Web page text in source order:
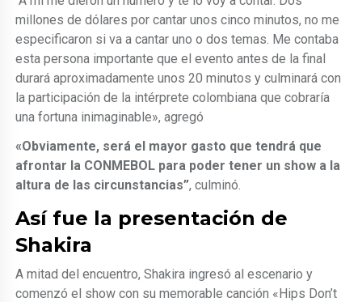
millones de dólares por cantar unos cinco minutos, no me
especificaron si va a cantar uno o dos temas. Me contaba
esta persona importante que el evento antes de la final
durará aproximadamente unos 20 minutos y culminará con
la participación de la intérprete colombiana que cobraría
una fortuna inimaginable», agregó
«Obviamente, será el mayor gasto que tendrá que
afrontar la CONMEBOL para poder tener un show a la
altura de las circunstancias”, culminó.
Así fue la presentación de
Shakira
A mitad del encuentro, Shakira ingresó al escenario y
comenzó el show con su memorable canción «Hips Don’t